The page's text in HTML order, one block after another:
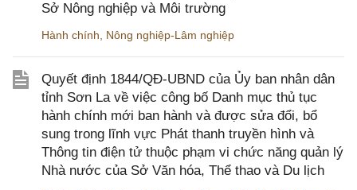
Sở Nông nghiệp và Môi trường
Hành chính Nông nghiệp-Lâm nghiệp
Quyết định 1844/QĐ-UBND của Ủy ban nhân dân
tỉnh Sơn La về việc công bố Danh mục thủ tục
hành chính mới ban hành và được sửa đổi, bổ
sung trong lĩnh vực Phát thanh truyền hình và
Thông tin điện tử thuộc phạm vi chức năng quản lý
Nhà nước của Sở Văn hóa, Thể thao và Du lịch